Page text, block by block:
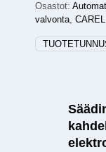
Osastot:
valvonta, CAREL